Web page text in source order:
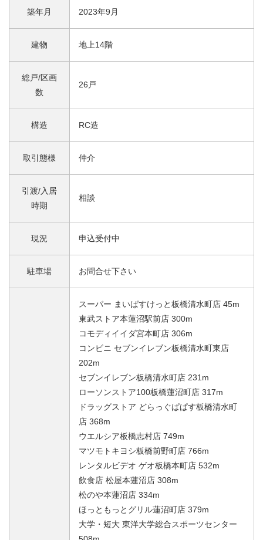
築年月 2023年9月
建物 地上14階
総戸/区画
数
26戸
構造 RC造
取引態様 仲介
引渡/入居
時期
相談
現況 申込受付中
駐車場 お問合せ下さい
スーパー まいばすけっと板橋清水町店 45m
東武ストア本蓮沼駅前店 300m
コモディイイダ宮本町店 306m
コンビニ セブンイレブン板橋清水町東店
202m
セブンイレブン板橋清水町店 231m
ローソンストア100板橋蓮沼町店 317m
ドラッグストア どらっぐぱぱす板橋清水町
店 368m
ウエルシア板橋志村店 749m
マツモトキヨシ板橋前野町店 766m
レンタルビデオ ゲオ板橋本町店 532m
飲食店 松屋本蓮沼店 308m
松のや本蓮沼店 334m
ほっともっとグリル蓮沼町店 379m
大学・短大 東洋大学総合スポーツセンター